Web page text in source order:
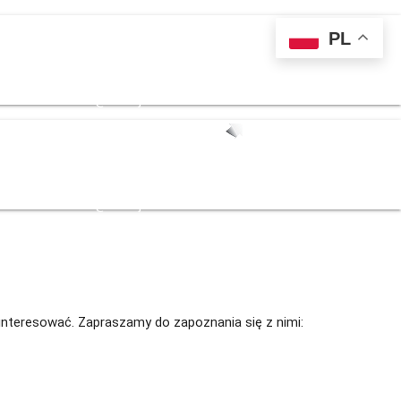
Zapraszamy do zapoznania się z nimi:
PL